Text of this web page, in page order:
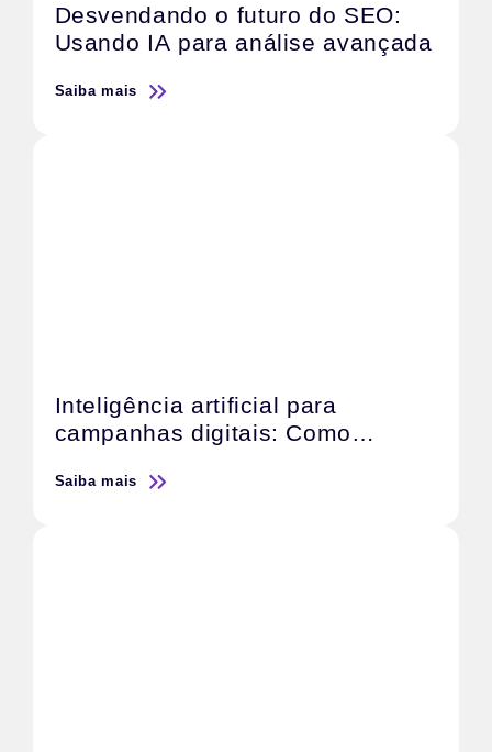
Desvendando o futuro do SEO:
Usando IA para análise avançada
Saiba mais
Inteligência artificial para
campanhas digitais: Como
investimento
Saiba mais